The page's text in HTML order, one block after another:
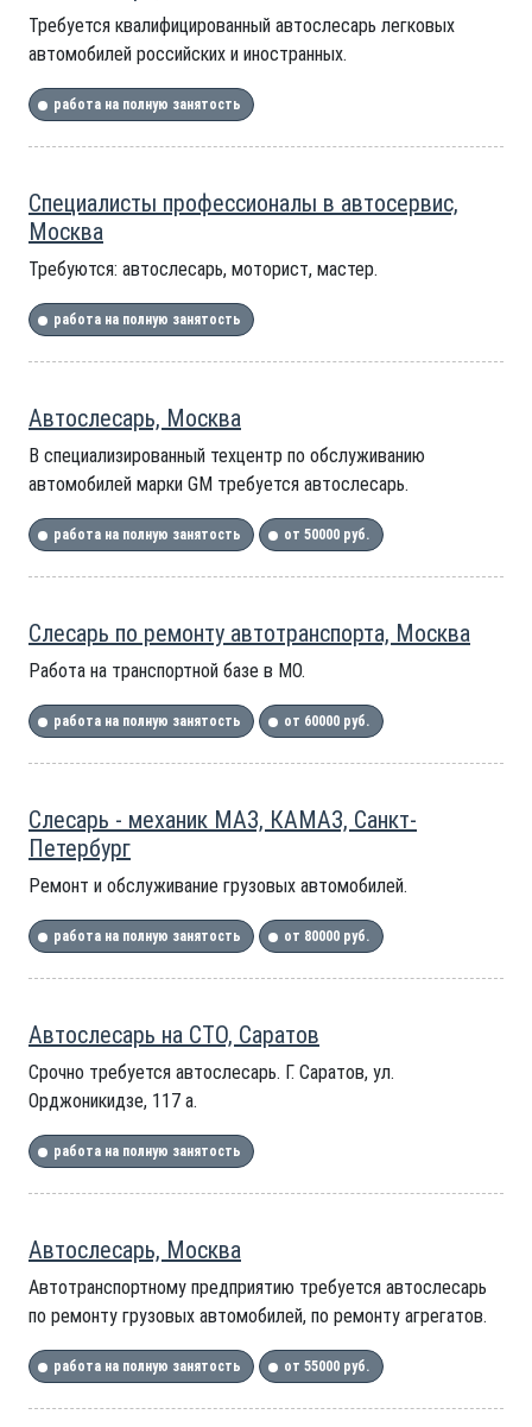
Требуется квалифицированный автослесарь легковых
автомобилей российских и иностранных.
работа на полную занятость
Специалисты профессионалы в автосервис,
Москва
Требуются: автослесарь, моторист, мастер.
работа на полную занятость
Автослесарь, Москва
В специализированный техцентр по обслуживанию
автомобилей марки GM требуется автослесарь.
работа на полную занятость от 50000 руб.
Слесарь по ремонту автотранспорта, Москва
Работа на транспортной базе в МО.
работа на полную занятость от 60000 руб.
Слесарь - механик МАЗ, КАМАЗ, Санкт-
Петербург
Ремонт и обслуживание грузовых автомобилей.
работа на полную занятость от 80000 руб.
Автослесарь на СТО, Саратов
Срочно требуется автослесарь. Г. Саратов, ул.
Орджоникидзе, 117 а.
работа на полную занятость
Автослесарь, Москва
Автотранспортному предприятию требуется автослесарь
по ремонту грузовых автомобилей, по ремонту агрегатов.
работа на полную занятость от 55000 руб.